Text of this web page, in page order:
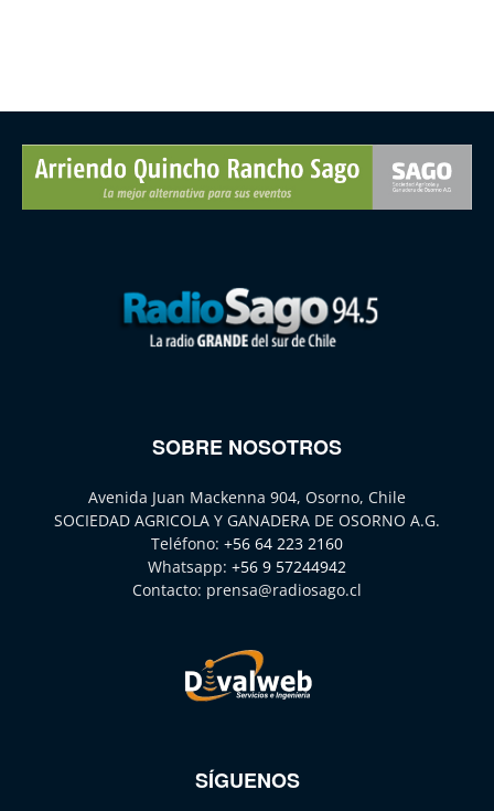
SOBRE NOSOTROS
Avenida Juan Mackenna 904, Osorno, Chile
SOCIEDAD AGRICOLA Y GANADERA DE OSORNO A.G.
Teléfono: +56 64 223 2160
Whatsapp: +56 9 57244942
Contacto: prensa@radiosago.cl
SÍGUENOS